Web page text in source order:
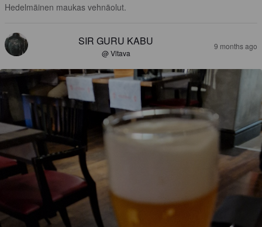
Hedelmäinen maukas vehnäolut.
SIR GURU KABU
@ Vltava
9 months ago